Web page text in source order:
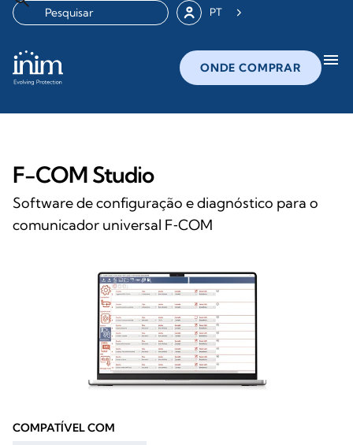
PT
ONDE COMPRAR menu
F-COM Studio
Software de configuração e diagnóstico para o
comunicador universal F‑COM
COMPATÍVEL COM